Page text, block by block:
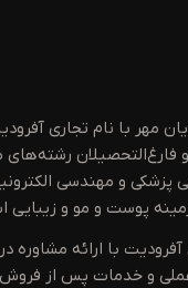
مهر با نام تجاری
رشته‌های
پزشکی و مهندسی
پوست و مو و زیبایی
با ارائه مشاوره
و خدمات پس از فروش